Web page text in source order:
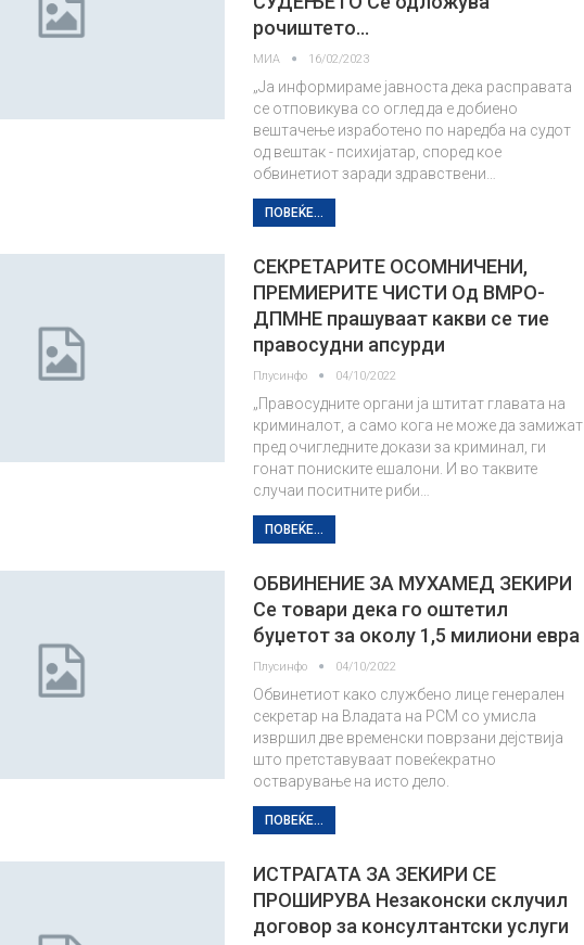
рочиштето…
МИА 16/02/2023
„Ја информираме јавноста дека расправата
се отповикува со оглед да е добиено
вештачење изработено по наредба на судот
од вештак - психијатар, според кое
обвинетиот заради здравствени…
ПОВЕЌЕ...
СЕКРЕТАРИТЕ ОСОМНИЧЕНИ,
ПРЕМИЕРИТЕ ЧИСТИ Од ВМРО-
ДПМНЕ прашуваат какви се тие
правосудни апсурди
Плусинфо 04/10/2022
„Правосудните органи ја штитат главата на
криминалот, а само кога не може да замижат
пред очигледните докази за криминал, ги
гонат пониските ешалони. И во таквите
случаи поситните риби…
ПОВЕЌЕ...
ОБВИНЕНИЕ ЗА МУХАМЕД ЗЕКИРИ
Се товари дека го оштетил
буџетот за околу 1,5 милиони евра
Плусинфо 04/10/2022
Обвинетиот како службено лице генерален
секретар на Владата на РСМ со умисла
извршил две временски поврзани дејствија
што претставуваат повеќекратно
остварување на исто дело.
ПОВЕЌЕ...
ИСТРАГАТА ЗА ЗЕКИРИ СЕ
ПРОШИРУВА Незаконски склучил
договор за консултантски услуги